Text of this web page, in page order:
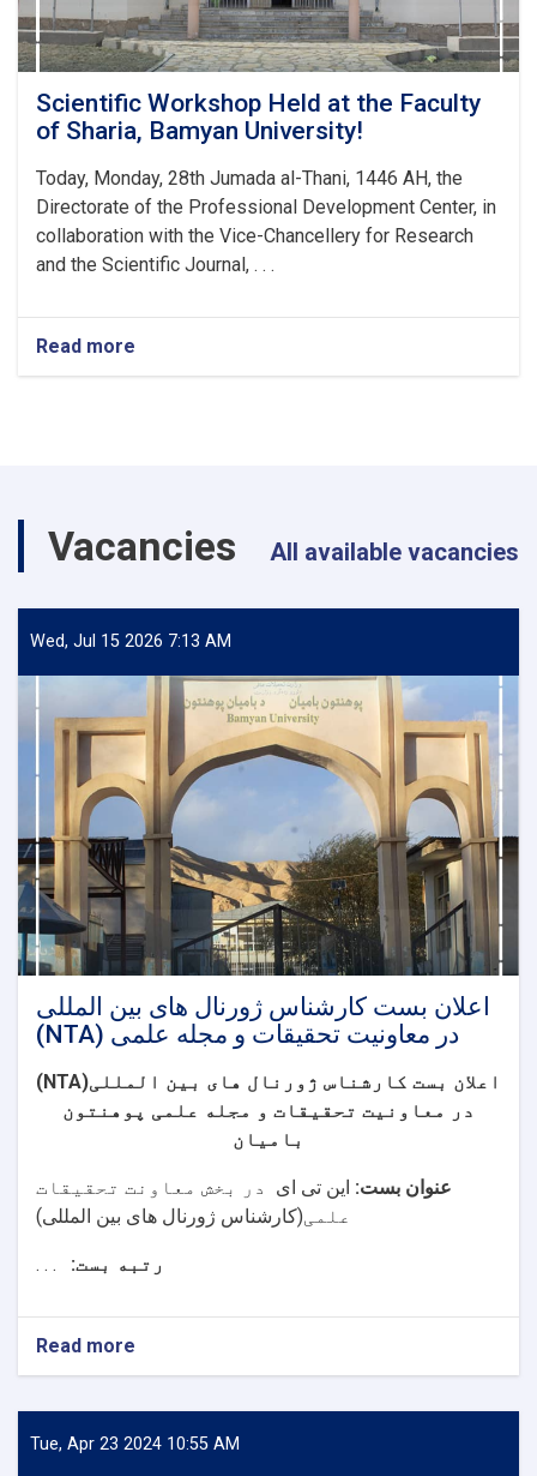
Scientific Workshop Held at the Faculty
of Sharia, Bamyan University!
Today, Monday, 28th Jumada al-Thani, 1446 AH, the
Directorate of the Professional Development Center, in
collaboration with the Vice-Chancellery for Research
and the Scientific Journal, . . .
Read more
Sharia,
Bamyan
Vacancies All available vacancies
Wed, Jul 15 2026 7:13 AM
اعلان بست کارشناس ژورنال های بین المللی
(NTA) در معاونیت تحقیقات و مجله علمی
اعلان بست کارشناس ژورنال های بین المللی(NTA
)
در معاونیت تحقیقات و مجله علمی پوهنتون
بامیان
عنوان بست: این تی ای
در بخش معاونت تحقیقات
علمی(کارشناس ژورنال های بین المللی)
رتبه بست: . . .
Read more
کارشناس
ژورنال
Tue, Apr 23 2024 10:55 AM